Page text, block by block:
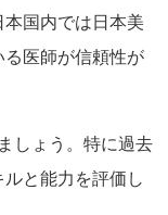
国内では日本美
医師が信頼性が
しょう。特に過去
と能力を評価し